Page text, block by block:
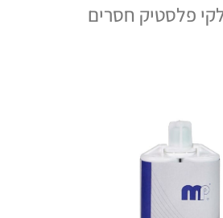
פלסטיק חסרים